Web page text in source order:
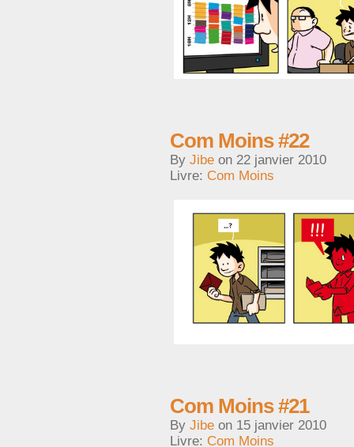
Com Moins #22
By Jibe on 22 janvier 2010
Livre: Com Moins
Com Moins #21
By Jibe on 15 janvier 2010
Livre: Com Moins